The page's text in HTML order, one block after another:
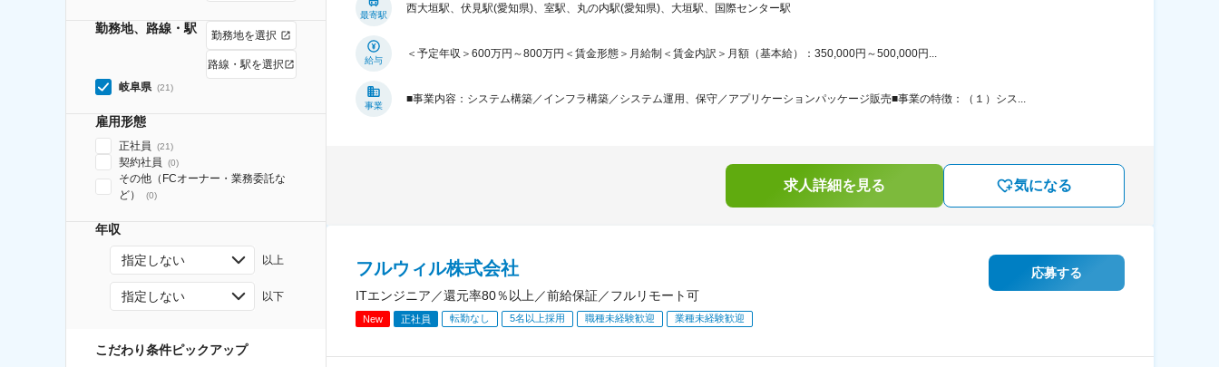
勤務地、路線・駅 勤務地を選択
路線・駅を選択
岐阜県 (21)
雇用形態
正社員 (21)
契約社員 (0)
その他（FCオーナー・業務委託な
ど）
(0)
年収
指定しない 以上
指定しない 以下
こだわり条件ピックアップ
最寄駅
西大垣駅、伏見駅(愛知県)、室駅、丸の内駅(愛知県)、大垣駅、国際センター駅
給与
＜予定年収＞600万円～800万円＜賃金形態＞月給制＜賃金内訳＞月額（基本給）：350,000円～500,000円...
事業
■事業内容：システム構築／インフラ構築／システム運用、保守／アプリケーションパッケージ販売■事業の特徴：（１）シス...
求人詳細を見る 気になる
フルウィル株式会社
ITエンジニア／還元率80％以上／前給保証／フルリモート可
New 正社員 転勤なし 5名以上採用 職種未経験歓迎 業種未経験歓迎
応募する